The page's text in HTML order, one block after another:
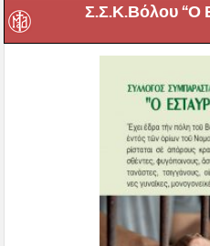
Σ.Σ.Κ.Βόλου